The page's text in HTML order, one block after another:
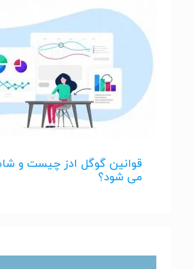
قوانین گوگل ادز چیست و
می شود؟